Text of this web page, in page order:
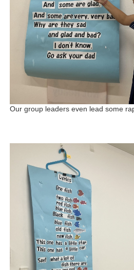
Our group leaders even lead some